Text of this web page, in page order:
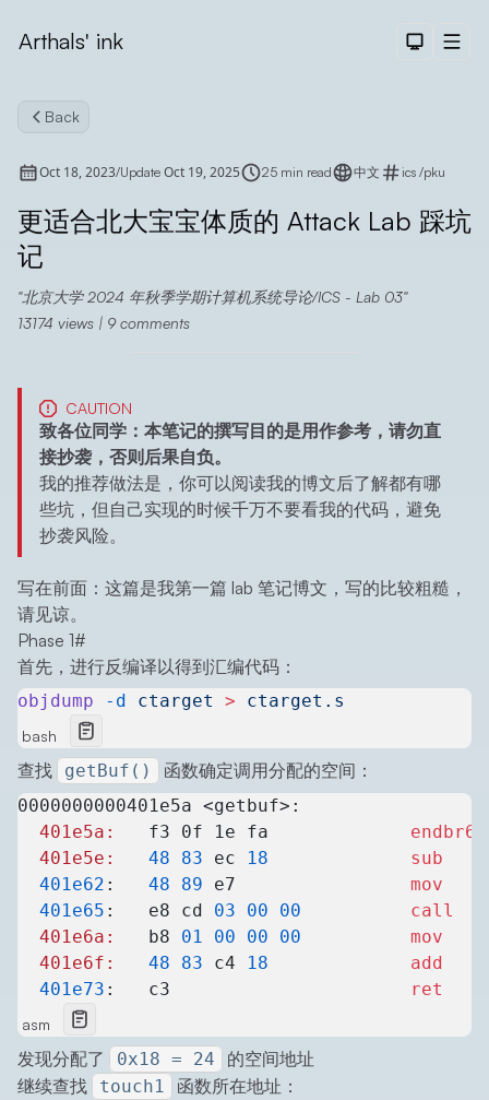
Arthals' ink Dark
Back
Oct 18, 2023/Update Oct 19, 2025 25 min read 中文 ics /pku
更适合北大宝宝体质的 Attack Lab 踩坑
记
北京大学 2024 年秋季学期计算机系统导论/ICS - Lab 03
13174 views | 9comments
CAUTION
致各位同学：本笔记的撰写目的是用作参考，请勿直
接抄袭，否则后果自负。
我的推荐做法是，你可以阅读我的博文后了解都有哪
些坑，但自己实现的时候千万不要看我的代码，避免
抄袭风险。
写在前面：这篇是我第一篇 lab 笔记博文，写的比较粗糙，
请见谅。
Phase 1#
首先，进行反编译以得到汇编代码：
objdump -d ctarget > ctarget.s
bash
查找 getBuf() 函数确定调用分配的空间：
0000000000401e5a <getbuf>:
  401e5a:
endbr64
  401e5e:
	48
83 ec 18
          	sub
  401e62
48 89 mov
  401e65
:	e8 cd 03 00 00
       	call
  401e6a:
	b8
01 00 00 00
       	mov
  401e6f:
	48
83 c4 18
          	add
  401e73
ret
asm
发现分配了 0x18 = 24
的空间地址
继续查找
touch1 函数所在地址：